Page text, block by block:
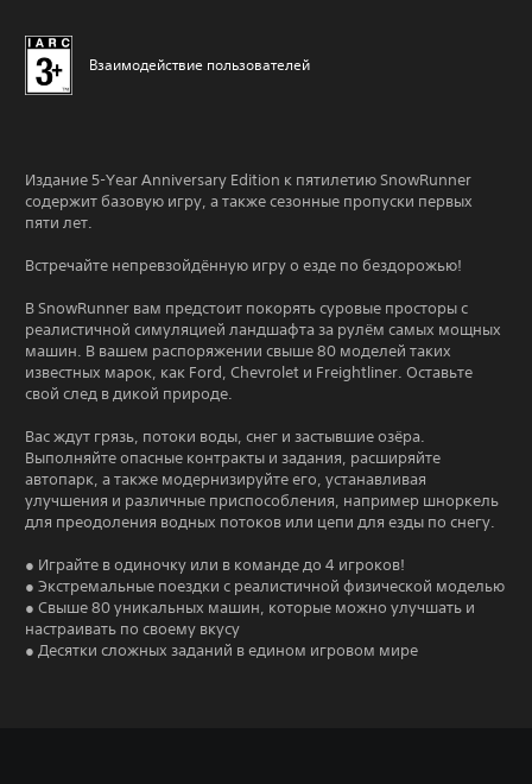
Взаимодействие пользователей
Издание 5-Year Anniversary Edition к пятилетию SnowRunner
содержит базовую игру, а также сезонные пропуски первых
пяти лет.
Встречайте непревзойдённую игру о езде по бездорожью!
В SnowRunner вам предстоит покорять суровые просторы с
реалистичной симуляцией ландшафта за рулём самых мощных
машин. В вашем распоряжении свыше 80 моделей таких
известных марок, как Ford, Chevrolet и Freightliner. Оставьте
свой след в дикой природе.
Вас ждут грязь, потоки воды, снег и застывшие озёра.
Выполняйте опасные контракты и задания, расширяйте
автопарк, а также модернизируйте его, устанавливая
улучшения и различные приспособления, например шноркель
для преодоления водных потоков или цепи для езды по снегу.
● Играйте в одиночку или в команде до 4 игроков!
● Экстремальные поездки с реалистичной физической моделью
● Свыше 80 уникальных машин, которые можно улучшать и
настраивать по своему вкусу
● Десятки сложных заданий в едином игровом мире